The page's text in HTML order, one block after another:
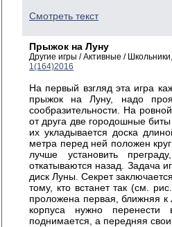
Смотреть текст
Прыжок на Луну
Другие игры / Активные /
1(164)2016
На первый взгляд эта игра
прыжок на Луну, надо
сообразительности. На
от друга две городошные
их укладывается доска
метра перед ней положен
лучше установить
откатываются назад. Задача
диск Луны. Секрет
тому, кто встанет так (см.
проложена первая, ближняя к
корпуса нужно
поднимается, а передняя